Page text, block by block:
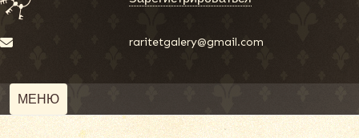
raritetgalery@gmail.com
МЕНЮ